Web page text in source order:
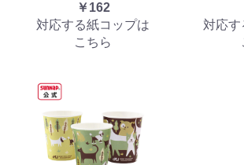
￥162
対応する紙コップは
こちら
対応す